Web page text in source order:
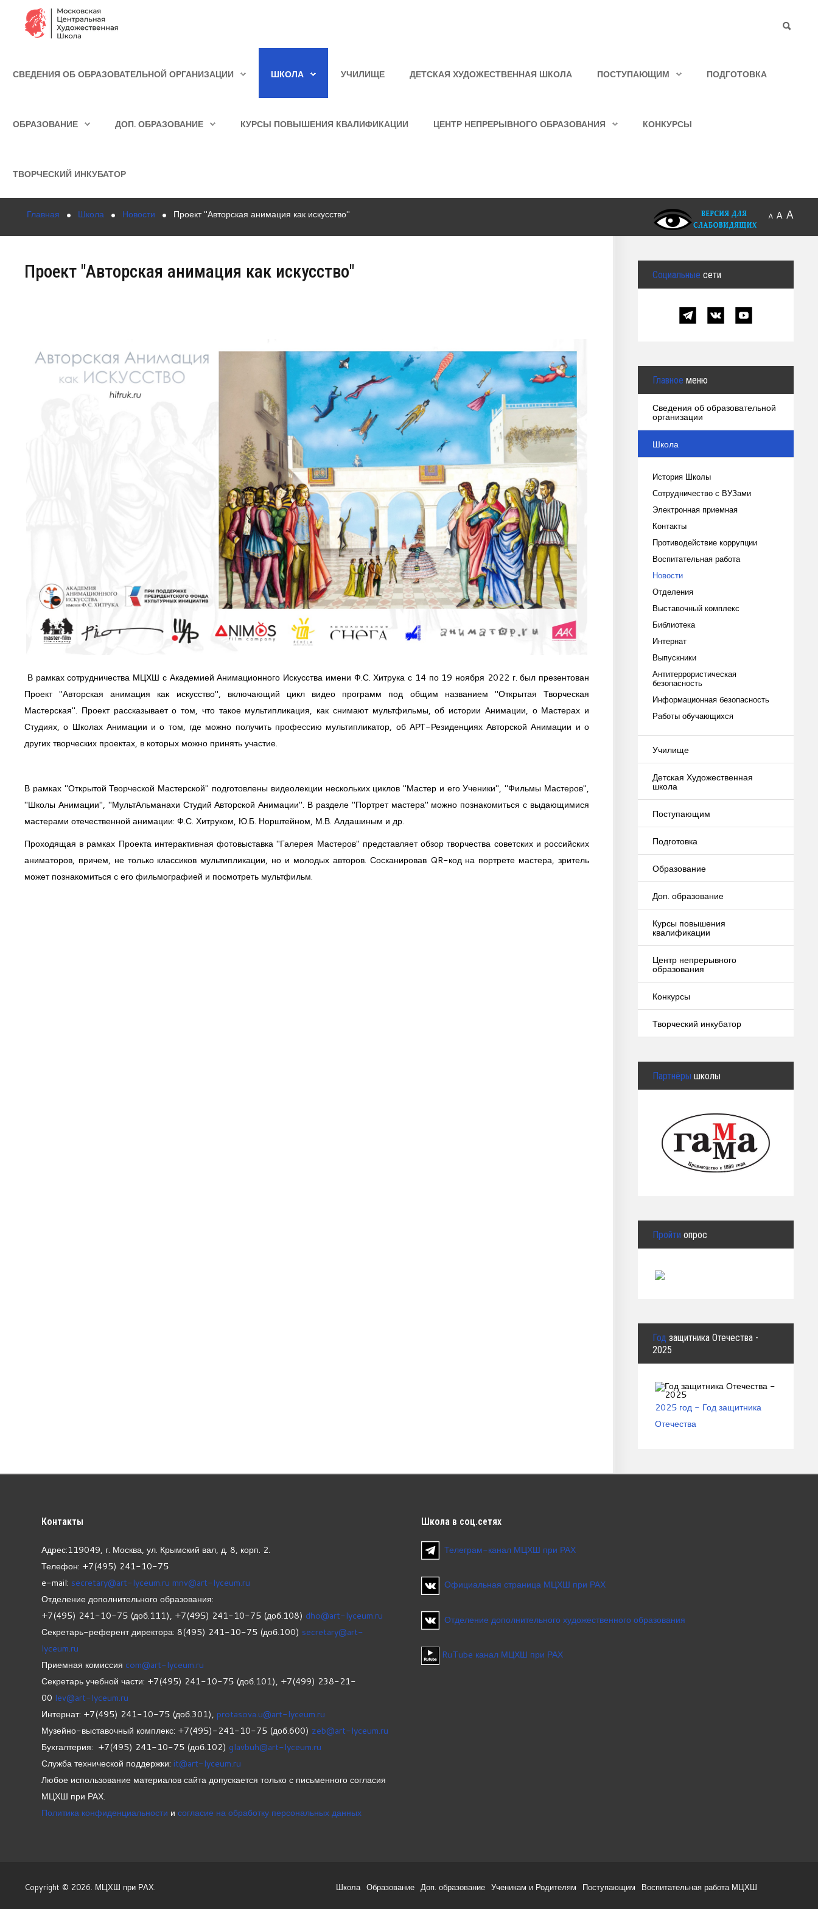
Образование
Курсы повышения квалификации
Творческий инкубатор
СВЕДЕНИЯ ОБ ОБРАЗОВАТЕЛЬНОЙ ОРГАНИЗАЦИИ ШКОЛА УЧИЛИЩЕ ДЕТСКАЯ ХУДОЖЕСТВЕННАЯ ШКОЛА ПОСТУПАЮЩИМ ПОДГОТОВКА
ОБРАЗОВАНИЕ ДОП. ОБРАЗОВАНИЕ КУРСЫ ПОВЫШЕНИЯ КВАЛИФИКАЦИИ ЦЕНТР НЕПРЕРЫВНОГО ОБРАЗОВАНИЯ КОНКУРСЫ
ТВОРЧЕСКИЙ ИНКУБАТОР
Главная Школа Новости Проект "Авторская анимация как искусство" A A A
Проект "Авторская анимация как искусство"
В рамках сотрудничества МЦХШ с Академией Анимационного Искусства имени Ф.С. Хитрука с 14 по 19 ноября 2022 г. был презентован
Проект "Авторская анимация как искусство", включающий цикл видео программ под общим названием "Открытая Творческая
Мастерская". Проект рассказывает о том, что такое мультипликация, как снимают мультфильмы, об истории Анимации, о Мастерах и
Студиях, о Школах Анимации и о том, где можно получить профессию мультипликатор, об АРТ-Резиденциях Авторской Анимации и о
других творческих проектах, в которых можно принять участие.
В рамках "Открытой Творческой Мастерской" подготовлены видеолекции нескольких циклов "Мастер и его Ученики", "Фильмы Мастеров",
"Школы Анимации", "МультАльманахи Студий Авторской Анимации". В разделе "Портрет мастера" можно познакомиться с выдающимися
мастерами отечественной анимации: Ф.С. Хитруком, Ю.Б. Норштейном, М.В. Алдашиным и др.
Проходящая в рамках Проекта интерактивная фотовыставка "Галерея Мастеров" представляет обзор творчества советских и российских
аниматоров, причем, не только классиков мультипликации, но и молодых авторов. Сосканировав QR-код на портрете мастера, зритель
может познакомиться с его фильмографией и посмотреть мультфильм.
Социальные сети
Главное меню
Сведения об образовательной
организации
Школа
История Школы
Сотрудничество с ВУЗами
Электронная приемная
Контакты
Противодействие коррупции
Воспитательная работа
Новости
Отделения
Выставочный комплекс
Библиотека
Интернат
Выпускники
Антитеррористическая
безопасность
Информационная безопасность
Работы обучающихся
Училище
Детская Художественная
школа
Поступающим
Подготовка
Образование
Доп. образование
Курсы повышения
квалификации
Центр непрерывного
образования
Конкурсы
Творческий инкубатор
Партнёры школы
Пройти опрос
Год защитника Отечества -
2025
2025 год - Год защитника
Отечества
Контакты
Адрес:119049, г. Москва, ул. Крымский вал, д. 8, корп. 2.
Телефон: +7(495) 241-10-75
e-mail: secretary@art-lyceum.ru mnv@art-lyceum.ru
Отделение дополнительного образования:
+7(495) 241-10-75 (доб.111), +7(495) 241-10-75 (доб.108) dho@art-lyceum.ru
Секретарь-референт директора: 8(495) 241-10-75 (доб.100) secretary@art-
lyceum.ru
Приемная комиссия com@art-lyceum.ru
Секретарь учебной части: +7(495) 241-10-75 (доб.101), +7(499) 238-21-
00 lev@art-lyceum.ru
Интернат: +7(495) 241-10-75 (доб.301), protasova.u@art-lyceum.ru
Музейно-выставочный комплекс: +7(495)-241-10-75 (доб.600) zeb@art-lyceum.ru
Бухгалтерия: +7(495) 241-10-75 (доб.102) glavbuh@art-lyceum.ru
Служба технической поддержки: it@art-lyceum.ru
Любое использование материалов сайта допускается только с письменного согласия
МЦХШ при РАХ.
Политика конфиденциальности и согласие на обработку персональных данных
Школа в соц.сетях
Телеграм-канал МЦХШ при РАХ
Официальная страница МЦХШ при РАХ
Отделение дополнительного художественного образования
RuTube канал МЦХШ при РАХ
Copyright © 2026. МЦХШ при РАХ. Школа Образование Доп. образование Ученикам и Родителям Поступающим Воспитательная работа МЦХШ